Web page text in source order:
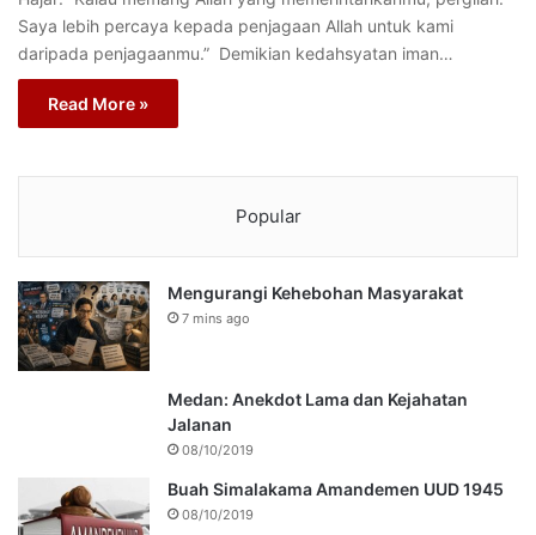
Saya lebih percaya kepada penjagaan Allah untuk kami
daripada penjagaanmu.” Demikian kedahsyatan iman…
Read More »
Popular
Mengurangi Kehebohan Masyarakat
7 mins ago
Medan: Anekdot Lama dan Kejahatan
Jalanan
08/10/2019
Buah Simalakama Amandemen UUD 1945
08/10/2019